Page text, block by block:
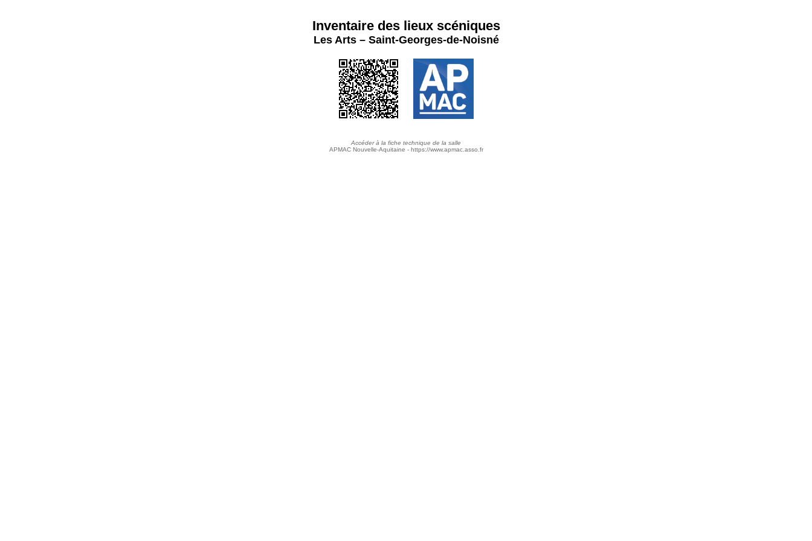
Inventaire des lieux scéniques
Les Arts – Saint-Georges-de-Noisné
Accéder à la fiche technique de la salle
APMAC Nouvelle-Aquitaine - https://www.apmac.asso.fr